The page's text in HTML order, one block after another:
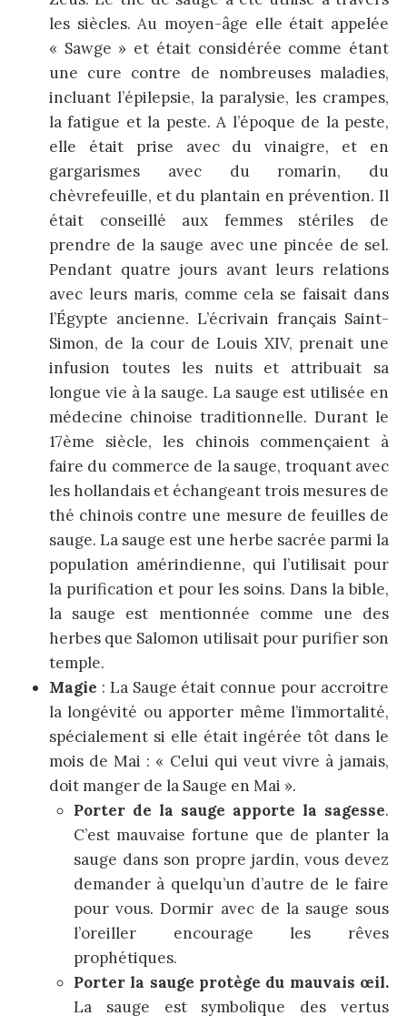
les siècles. Au moyen-âge elle était appelée
« Sawge » et était considérée comme étant
une cure contre de nombreuses maladies,
incluant l’épilepsie, la paralysie, les crampes,
la fatigue et la peste. A l’époque de la peste,
elle était prise avec du vinaigre, et en
gargarismes avec du romarin, du
chèvrefeuille, et du plantain en prévention. Il
était conseillé aux femmes stériles de
prendre de la sauge avec une pincée de sel.
Pendant quatre jours avant leurs relations
avec leurs maris, comme cela se faisait dans
l’Égypte ancienne. L’écrivain français Saint-
Simon, de la cour de Louis XIV, prenait une
infusion toutes les nuits et attribuait sa
longue vie à la sauge. La sauge est utilisée en
médecine chinoise traditionnelle. Durant le
17ème siècle, les chinois commençaient à
faire du commerce de la sauge, troquant avec
les hollandais et échangeant trois mesures de
thé chinois contre une mesure de feuilles de
sauge. La sauge est une herbe sacrée parmi la
population amérindienne, qui l’utilisait pour
la purification et pour les soins. Dans la bible,
la sauge est mentionnée comme une des
herbes que Salomon utilisait pour purifier son
temple.
Magie : La Sauge était connue pour accroitre
la longévité ou apporter même l’immortalité,
spécialement si elle était ingérée tôt dans le
mois de Mai : « Celui qui veut vivre à jamais,
doit manger de la Sauge en Mai ».
Porter de la sauge apporte la sagesse.
C’est mauvaise fortune que de planter la
sauge dans son propre jardin, vous devez
demander à quelqu’un d’autre de le faire
pour vous. Dormir avec de la sauge sous
l’oreiller encourage les rêves
prophétiques.
Porter la sauge protège du mauvais œil.
La sauge est symbolique des vertus